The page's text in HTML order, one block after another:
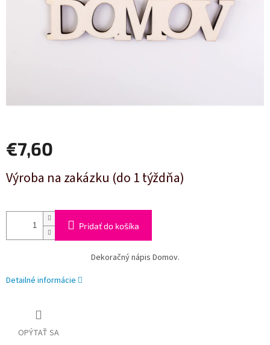
€7,60
cena:
Výroba na zakázku (do 1 týždňa)
Pridať do košíka
Dekoračný nápis Domov.
Detailné informácie
OPÝTAŤ SA